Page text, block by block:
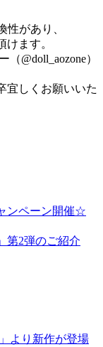
性があり、
ます。
@doll_aozone）
宜しくお願いいた
ンペーン開催☆
第2弾のご紹介
より新作が登場